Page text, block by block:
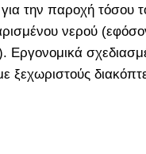
την παροχή τόσου
νερού
ξεχωριστούς